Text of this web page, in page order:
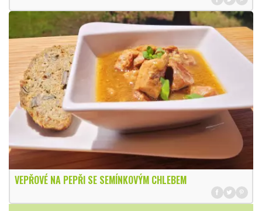
VEPŘOVÉ NA PEPŘI SE SEMÍNKOVÝM CHLEBEM